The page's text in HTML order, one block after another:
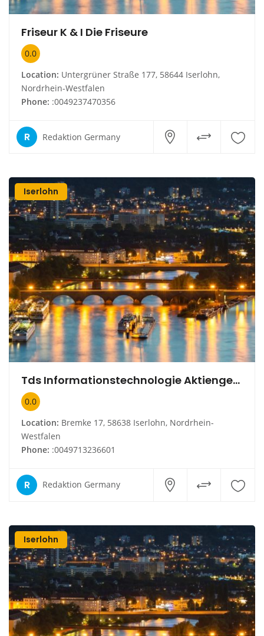
Friseur K & I Die Friseure
0.0
Location: Untergrüner Straße 177, 58644 Iserlohn,
Nordrhein-Westfalen
Phone: :0049237470356
R Redaktion Germany
Iserlohn
Tds Informationstechnologie Aktiengesellschaft
0.0
Location: Bremke 17, 58638 Iserlohn, Nordrhein-
Westfalen
Phone: :0049713236601
R Redaktion Germany
Iserlohn